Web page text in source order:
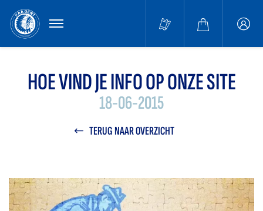
MENU
HOE VIND JE INFO OP ONZE SITE
18-06-2015
TERUG NAAR OVERZICHT